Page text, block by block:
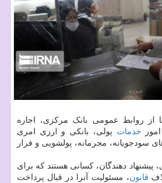
از روابط عمومی بانک مرکزی، اجاره
خدمات پولی، بانکی و ارزی امری
سودجویانه، مجرمانه، پولشویی و فرار
پیشنهاد دهندگان، کسانی هستند که برای
قانون، مسئولیت آنرا در قبال پرداخت